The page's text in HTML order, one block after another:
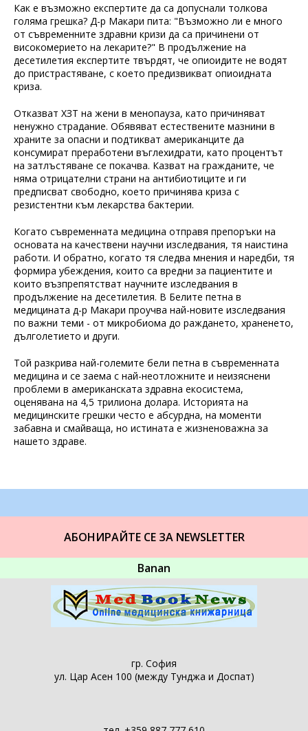
Как е възможно експертите да са допуснали толкова
голяма грешка? Д-р Макари пита: "Възможно ли е много
от съвременните здравни кризи да са причинени от
високомерието на лекарите?" В продължение на
десетилетия експертите твърдят, че опиоидите не водят
до пристрастяване, с което предизвикват опиоидната
криза.
Отказват ХЗТ на жени в менопауза, като причиняват
ненужно страдание. Обявяват естествените мазнини в
храните за опасни и подтикват американците да
консумират преработени въглехидрати, като процентът
на затлъстяване се покачва. Казват на гражданите, че
няма отрицателни страни на антибиотиците и ги
предписват свободно, което причинява криза с
резистентни към лекарства бактерии.
Когато съвременната медицина отправя препоръки на
основата на качествени научни изследвания, тя наистина
работи. И обратно, когато тя следва мнения и наредби, тя
формира убеждения, които са вредни за пациентите и
които възпрепятстват научните изследвания в
продължение на десетилетия. В Белите петна в
медицината д-р Макари проучва най-новите изследвания
по важни теми - от микробиома до раждането, храненето,
дълголетието и други.
Той разкрива най-големите бели петна в съвременната
медицина и се заема с най-неотложните и неизяснени
проблеми в американската здравна екосистема,
оценявана на 4,5 трилиона долара. Историята на
медицинските грешки често е абсурдна, на моменти
забавна и смайваща, но истината е жизненоважна за
нашето здраве.
АБОНИРАЙТЕ СЕ ЗА NEWSLETTER
Banan
гр. София
ул. Цар Асен 100 (между Тунджа и Доспат)